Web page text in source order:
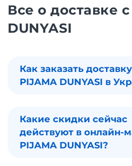
Все о доставке
DUNYASI
Как заказать
PIJAMA DUNYASI в
Какие скидки сейчас
действуют в онлайн-
PIJAMA DUNYASI?